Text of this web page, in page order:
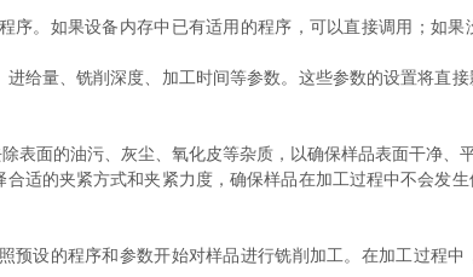
如果设备内存中已有适用的程序，可以直接调用；如果
量、铣削深度、加工时间等参数。这些参数的设置将直接
的油污、灰尘、氧化皮等杂质，以确保样品表面干净、
的夹紧方式和夹紧力度，确保样品在加工过程中不会发生
设的程序和参数开始对样品进行铣削加工。在加工过程中